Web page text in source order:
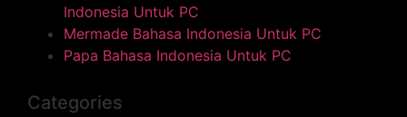
Indonesia Untuk PC
Mermade Bahasa Indonesia Untuk PC
Papa Bahasa Indonesia Untuk PC
Categories